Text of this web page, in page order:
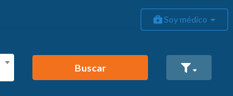
Soy médico
Buscar